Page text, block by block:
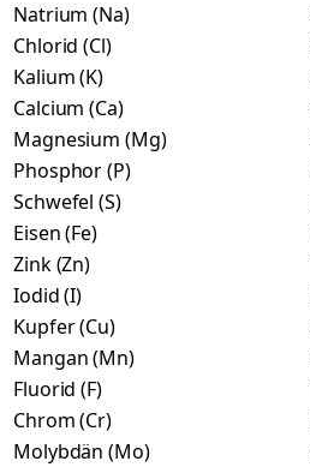
Natrium (Na)
Chlorid (Cl)
Kalium (K)
Calcium (Ca)
Magnesium (Mg)
Phosphor (P)
Schwefel (S)
Eisen (Fe)
Zink (Zn)
Iodid (I)
Kupfer (Cu)
Mangan (Mn)
Fluorid (F)
Chrom (Cr)
Molybdän (Mo)